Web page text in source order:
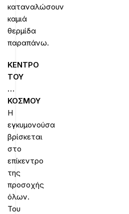
καταναλώσουν
καμιά
θερμίδα
παραπάνω.
ΚΕΝΤΡΟ
ΤΟΥ
…
ΚΟΣΜΟΥ
Η
εγκυμονούσα
βρίσκεται
στο
επίκεντρο
της
προσοχής
όλων.
Του